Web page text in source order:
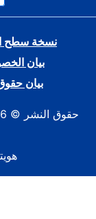
نسخة سطح
بيان
بيان